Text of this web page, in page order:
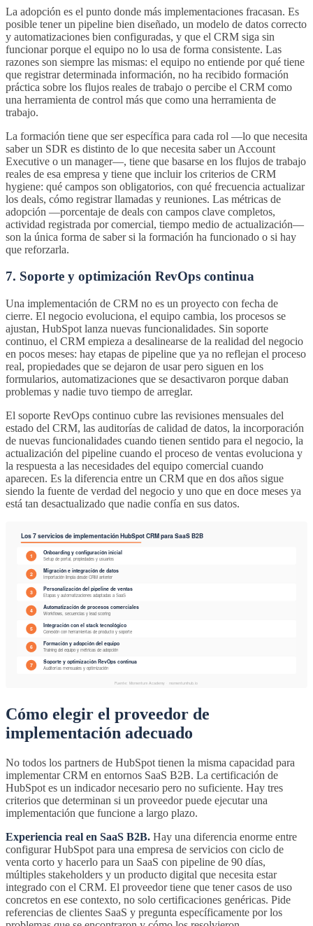
La adopción es el punto donde más implementaciones fracasan. Es
posible tener un pipeline bien diseñado, un modelo de datos correcto
y automatizaciones bien configuradas, y que el CRM siga sin
funcionar porque el equipo no lo usa de forma consistente. Las
razones son siempre las mismas: el equipo no entiende por qué tiene
que registrar determinada información, no ha recibido formación
práctica sobre los flujos reales de trabajo o percibe el CRM como
una herramienta de control más que como una herramienta de
trabajo.
La formación tiene que ser específica para cada rol —lo que necesita
saber un SDR es distinto de lo que necesita saber un Account
Executive o un manager—, tiene que basarse en los flujos de trabajo
reales de esa empresa y tiene que incluir los criterios de CRM
hygiene: qué campos son obligatorios, con qué frecuencia actualizar
los deals, cómo registrar llamadas y reuniones. Las métricas de
adopción —porcentaje de deals con campos clave completos,
actividad registrada por comercial, tiempo medio de actualización—
son la única forma de saber si la formación ha funcionado o si hay
que reforzarla.
7. Soporte y optimización RevOps continua
Una implementación de CRM no es un proyecto con fecha de
cierre. El negocio evoluciona, el equipo cambia, los procesos se
ajustan, HubSpot lanza nuevas funcionalidades. Sin soporte
continuo, el CRM empieza a desalinearse de la realidad del negocio
en pocos meses: hay etapas de pipeline que ya no reflejan el proceso
real, propiedades que se dejaron de usar pero siguen en los
formularios, automatizaciones que se desactivaron porque daban
problemas y nadie tuvo tiempo de arreglar.
El soporte RevOps continuo cubre las revisiones mensuales del
estado del CRM, las auditorías de calidad de datos, la incorporación
de nuevas funcionalidades cuando tienen sentido para el negocio, la
actualización del pipeline cuando el proceso de ventas evoluciona y
la respuesta a las necesidades del equipo comercial cuando
aparecen. Es la diferencia entre un CRM que en dos años sigue
siendo la fuente de verdad del negocio y uno que en doce meses ya
está tan desactualizado que nadie confía en sus datos.
Cómo elegir el proveedor de
implementación adecuado
No todos los partners de HubSpot tienen la misma capacidad para
implementar CRM en entornos SaaS B2B. La certificación de
HubSpot es un indicador necesario pero no suficiente. Hay tres
criterios que determinan si un proveedor puede ejecutar una
implementación que funcione a largo plazo.
Experiencia real en SaaS B2B. Hay una diferencia enorme entre
configurar HubSpot para una empresa de servicios con ciclo de
venta corto y hacerlo para un SaaS con pipeline de 90 días,
múltiples stakeholders y un producto digital que necesita estar
integrado con el CRM. El proveedor tiene que tener casos de uso
concretos en ese contexto, no solo certificaciones genéricas. Pide
referencias de clientes SaaS y pregunta específicamente por los